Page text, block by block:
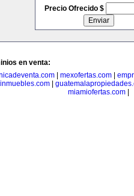
Precio Ofrecido $
en venta:
mexofertas.com
miamiofertas.com